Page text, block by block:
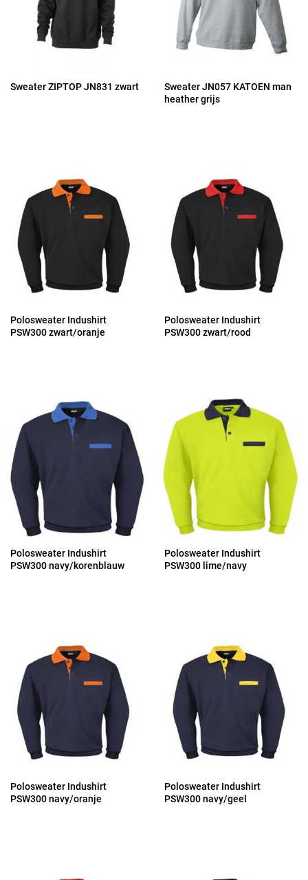
Sweater ZIPTOP JN831 zwart
Sweater JN057 KATOEN man
heather grijs
Polosweater Indushirt
PSW300 zwart/oranje
Polosweater Indushirt
PSW300 zwart/rood
Polosweater Indushirt
PSW300 navy/korenblauw
Polosweater Indushirt
PSW300 lime/navy
Polosweater Indushirt
PSW300 navy/oranje
Polosweater Indushirt
PSW300 navy/geel